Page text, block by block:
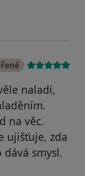
naladí,
na věc.
ujišťuje, zda
smysl.